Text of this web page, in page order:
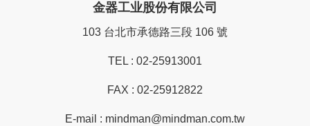
金器工业股份有限公司
103 台北市承德路三段 106 號
TEL : 02-25913001
FAX : 02-25912822
E-mail : mindman@mindman.com.tw